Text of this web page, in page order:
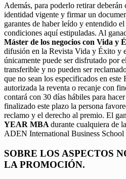
Además, para poderlo retirar
identidad vigente y firmar un
garantes de haber leído y entendido
condiciones aquí estipuladas. Al
Máster de los negocios con Vida y
difusión en la Revista Vida y Éxito y
únicamente puede ser disfrutado por
transferible y no pueden ser
que no sean los especificados en este
autorizada la reventa o recanje con
contará con 30 días hábiles para
finalizado este plazo la persona
reclamo y el derecho al premio. El
YEAR MBA durante cualquiera de
ADEN International Business School
SOBRE LOS ASPECTOS
LA PROMOCIÓN.